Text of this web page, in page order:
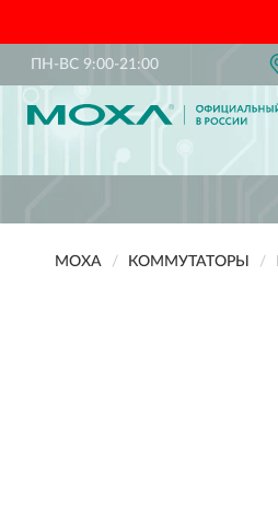
ПН-ВС 9:00-21:00
MOXA КОММУТАТОРЫ